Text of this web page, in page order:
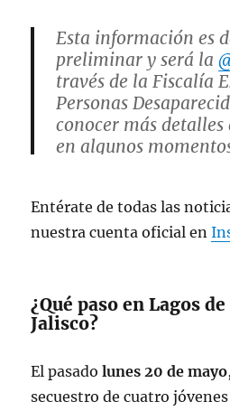
Esta información es
preliminar y será la
través de la Fiscalía
Personas
conocer más detalles
en algunos
(@RicardoSBeruben)
Entérate de todas las
nuestra cuenta oficial en
¿Qué paso en Lagos
Jalisco?
El pasado lunes 20 de mayo
secuestro de cuatro